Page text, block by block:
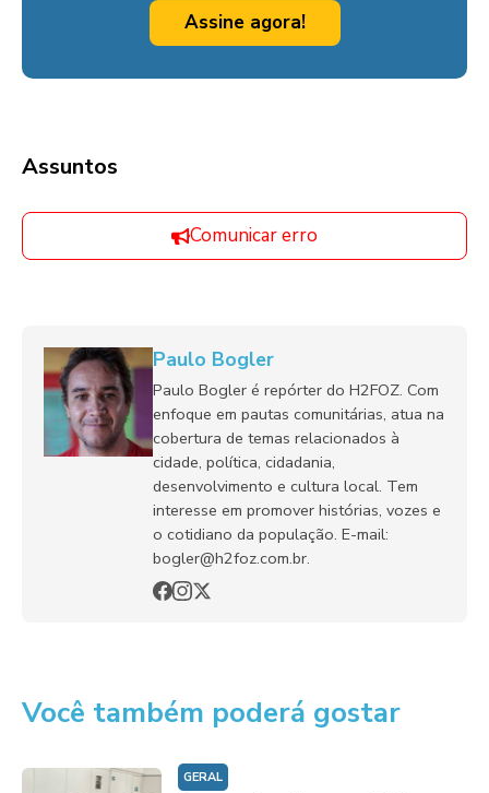
Assine agora!
Assuntos
Comunicar erro
Paulo Bogler
Paulo Bogler é repórter do H2FOZ. Com
enfoque em pautas comunitárias, atua na
cobertura de temas relacionados à
cidade, política, cidadania,
desenvolvimento e cultura local. Tem
interesse em promover histórias, vozes e
o cotidiano da população. E-mail:
bogler@h2foz.com.br.
Você também poderá gostar
GERAL